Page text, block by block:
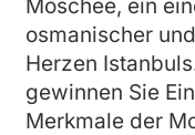
Moschee, ein
osmanischer
Herzen
gewinnen Sie
Merkmale der